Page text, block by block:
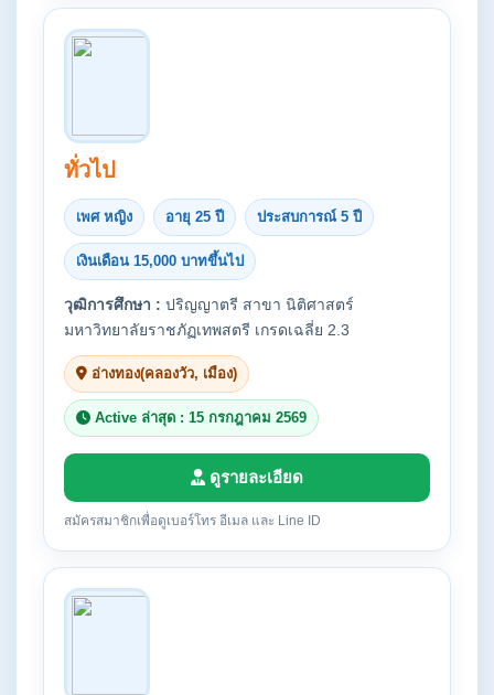
ทั่วไป
เพศ หญิง อายุ 25 ปี ประสบการณ์ 5 ปี
เงินเดือน 15,000 บาทขึ้นไป
วุฒิการศึกษา : ปริญญาตรี สาขา นิติศาสตร์
มหาวิทยาลัยราชภัฏเทพสตรี เกรดเฉลี่ย 2.3
อ่างทอง(คลองวัว, เมือง)
Active ล่าสุด : 15 กรกฎาคม 2569
ดูรายละเอียด
สมัครสมาชิกเพื่อดูเบอร์โทร อีเมล และ Line ID